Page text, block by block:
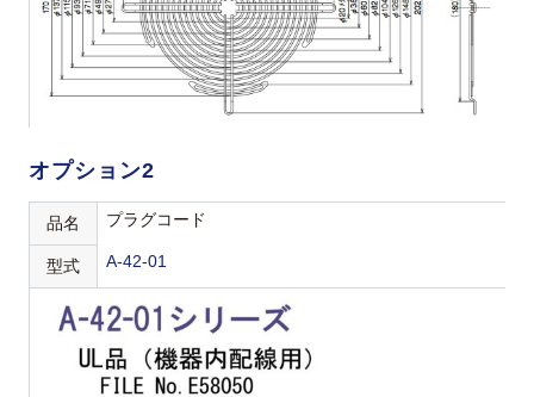
オプション2
品名 プラグコード
型式 A-42-01